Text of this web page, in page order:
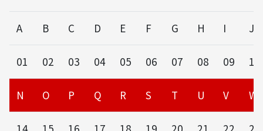
A B C D E F G H I J
01 02 03 04 05 06 07 08 09 10
N O P Q R S T U V W